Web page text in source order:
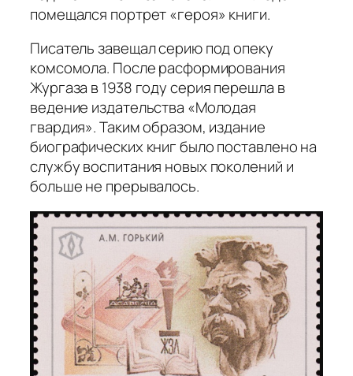
помещался портрет «героя» книги.
Писатель завещал серию под опеку
комсомола. После расформирования
Жургаза в 1938 году серия перешла в
ведение издательства «Молодая
гвардия». Таким образом, издание
биографических книг было поставлено на
службу воспитания новых поколений и
больше не прерывалось.